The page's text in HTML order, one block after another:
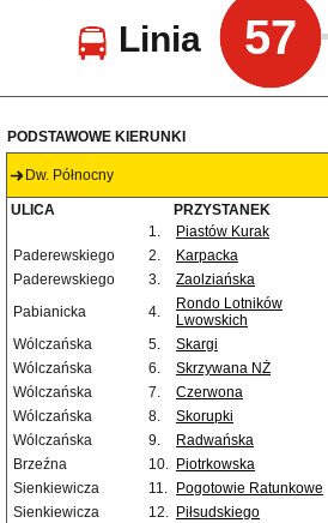
Linia 57
PODSTAWOWE KIERUNKI
Dw. Północny
ULICA PRZYSTANEK
1.
Piastów Kurak
Paderewskiego
2. Karpacka
Paderewskiego
3. Zaolziańska
Pabianicka
4.
Rondo Lotników
Lwowskich
Wólczańska 5.
Skargi
Wólczańska
6. Skrzywana NŻ
Wólczańska
7. Czerwona
Wólczańska
8. Skorupki
Wólczańska
9. Radwańska
Brzeźna
10. Piotrkowska
Sienkiewicza
11. Pogotowie Ratunkowe
Sienkiewicza
12. Piłsudskiego